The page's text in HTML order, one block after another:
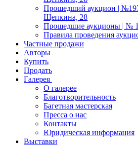
Прошедший аукцион | №197
Щепкина, 28
Прошедшие аукционы | №
Правила проведения
Частные продажи
Авторы
Купить
Продать
Галерея
О галерее
Благотворительность
Багетная мастерская
Пресса о нас
Контакты
Юридическая информация
Выставки